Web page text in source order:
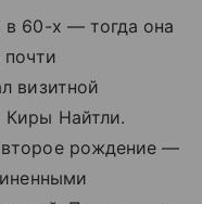
в 60-х — тогда она
визитной
Киры Найтли.
рождение —